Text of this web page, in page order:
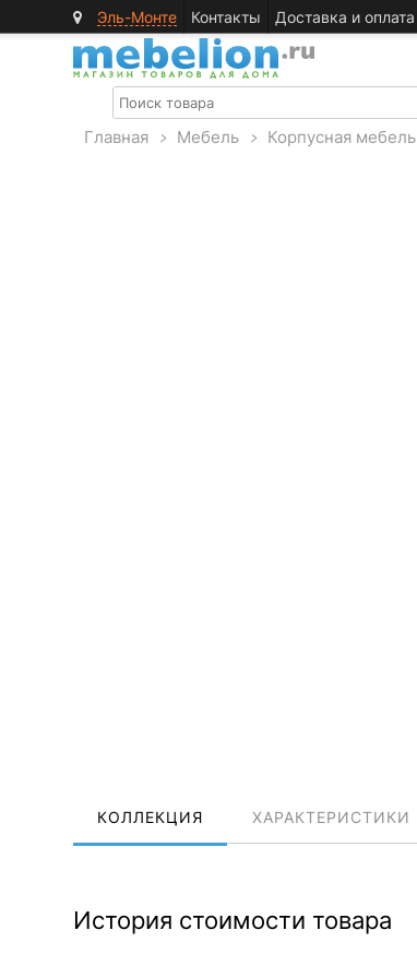
Эль-Монте Контакты Доставка и оплата
Главная > Мебель > Корпусная мебель
КОЛЛЕКЦИЯ ХАРАКТЕРИСТИКИ
История стоимости товара